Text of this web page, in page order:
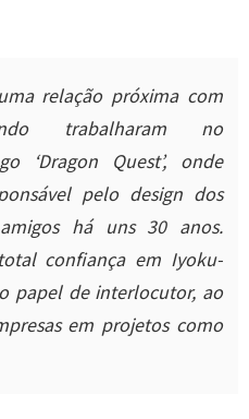
relação próxima com
trabalharam no
‘Dragon Quest’, onde
pelo design dos
há uns 30 anos.
confiança em Iyoku-
papel de interlocutor, ao
em projetos como